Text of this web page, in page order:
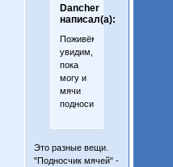
Dancher
написал(а):
Поживём,
увидим,
пока
могу и
мячи
подносить
Это разные вещи.
"Подносчик мячей" -